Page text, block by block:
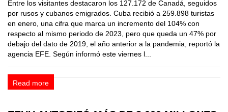
Entre los visitantes destacaron los 127.172 de Canadá, seguidos
por rusos y cubanos emigrados. Cuba recibió a 259.898 turistas
en enero, una cifra que marca un incremento del 104% con
respecto al mismo periodo de 2023, pero que queda un 47% por
debajo del dato de 2019, el año anterior a la pandemia, reportó la
agencia EFE. Según informó este viernes l...
Read more